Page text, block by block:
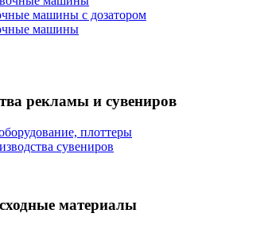
машины с дозатором
машины
рекламы и сувениров
плоттеры
сувениров
материалы